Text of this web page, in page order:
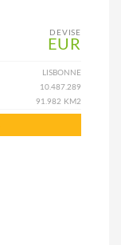
DEVISE
EUR
LISBONNE
10.487.289
91.982 KM2